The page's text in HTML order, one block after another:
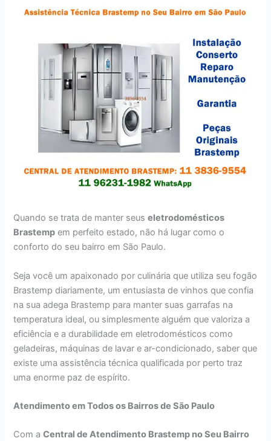
Quando se trata de manter seuseletrodomésticos
Brastemp em perfeito estado, não há lugar como o
conforto do seu bairro em São Paulo.
Seja você um apaixonado por culinária que utiliza seu fogão
Brastemp diariamente, um entusiasta de vinhos que confia
na sua adega Brastemp para manter suas garrafas na
temperatura ideal, ou simplesmente alguém que valoriza a
eficiência e a durabilidade em eletrodomésticos como
geladeiras, máquinas de lavar e ar-condicionado, saber que
existe uma assistência técnica qualificada por perto traz
uma enorme paz de espírito.
Atendimento em Todos os Bairros de São Paulo
Com aCentral de Atendimento Brastemp no Seu Bairro